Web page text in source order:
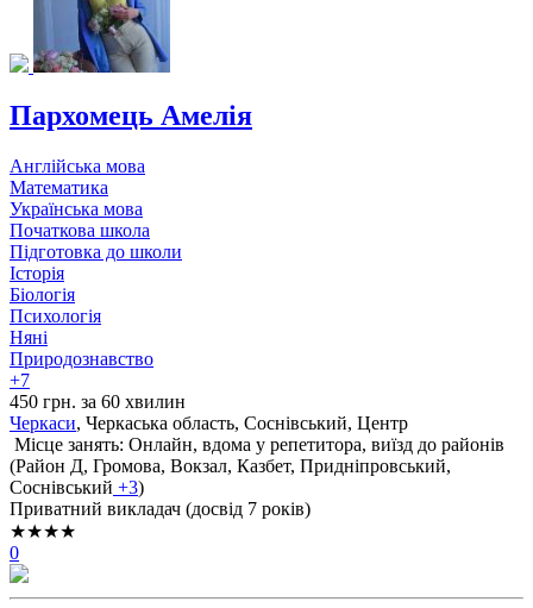
Пархомець Амелія
Англійська мова
Математика
Українська мова
Початкова школа
Підготовка до школи
Історія
Біологія
Психологія
Няні
Природознавство
+7
450 грн. за 60 хвилин
Черкаси, Черкаська область, Соснівський, Центр
Місце занять: Онлайн, вдома у репетитора, виїзд до районів
(Район Д, Громова, Вокзал, Казбет, Придніпровський,
Соснівський +3)
Приватний викладач (досвід 7 років)
★★★★
0